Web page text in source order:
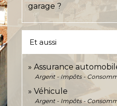
garage ?
Et aussi
Assurance
Argent - Impôts -
Véhicule
Argent - Impôts -